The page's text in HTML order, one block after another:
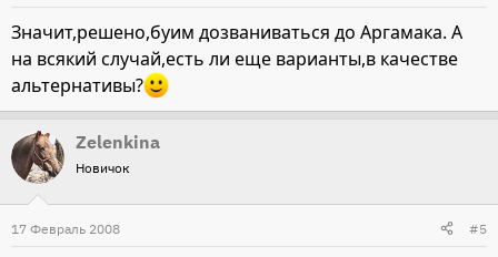
Значит,решено,буим дозваниваться до Аргамака. А
на всякий случай,есть ли еще варианты,в качестве
альтернативы?
Zelenkina
Новичок
17 Февраль 2008 #5